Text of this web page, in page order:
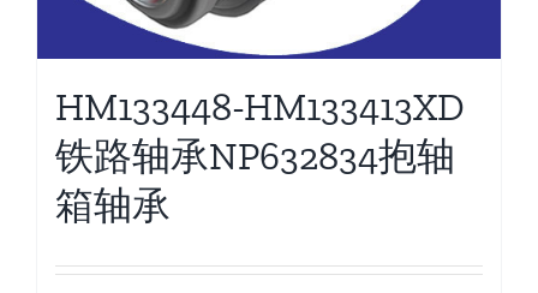
HM133448-HM133413XD
铁路轴承NP632834抱轴
箱轴承